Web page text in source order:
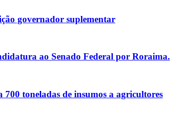
governador suplementar
ao Senado Federal por Roraima.
toneladas de insumos a agricultores